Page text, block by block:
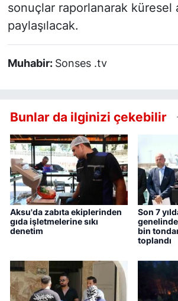
sonuçlar raporlanarak küresel
paylaşılacak.
Muhabir: Sonses .tv
Bunlar da ilginizi çekebilir
Aksu'da zabıta ekiplerinden
gıda işletmelerine sıkı
denetim
Son 7
bin
toplandı